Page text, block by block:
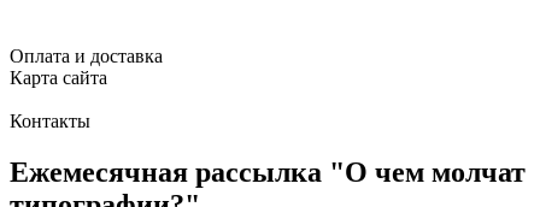
Оплата и доставка
Карта сайта
Контакты
Ежемесячная рассылка "О чем молчат